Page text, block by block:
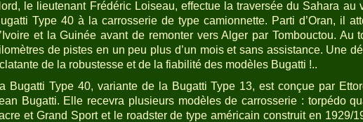
le lieutenant Frédéric Loiseau, effectue la traversée du Sahara au
Type 40 à la carrosserie de type camionnette. Parti d’Oran, il
et la Guinée avant de remonter vers Alger par Tombouctou. Au
de pistes en un peu plus d’un mois et sans assistance. Une
de la robustesse et de la fiabilité des modèles Bugatti !..
Bugatti Type 40, variante de la Bugatti Type 13, est conçue par
Bugatti. Elle recevra plusieurs modèles de carrosserie : torpédo
et Grand Sport et le roadster de type américain construit en 1929/